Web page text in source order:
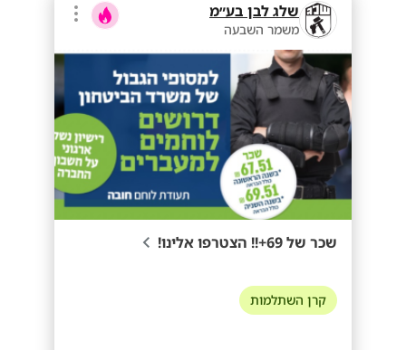
שלג לבן בע״מ
משמר השבעה
שכר של 69+!! הצטרפו אלינו!
קרן השתלמות